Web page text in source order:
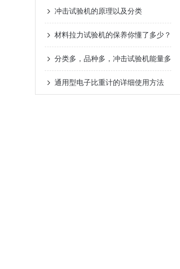
冲击试验机的原理以及分类
材料拉力试验机的保养你懂了多少？
分类多，品种多，冲击试验机能量多
通用型电子比重计的详细使用方法